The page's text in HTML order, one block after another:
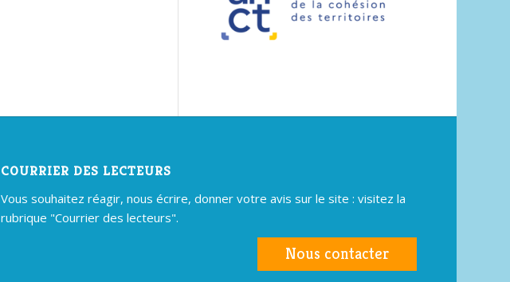
COURRIER DES LECTEURS
Vous souhaitez réagir, nous écrire, donner votre avis sur le site : visitez la
rubrique "Courrier des lecteurs".
Nous contacter